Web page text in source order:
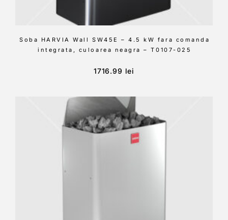
Soba HARVIA Wall SW45E – 4.5 kW fara comanda
integrata, culoarea neagra – T0107-025
1716.99 lei